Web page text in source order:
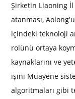
Şirketin Liaoning
atanması,
içindeki teknoloji
rolünü ortaya
kaynaklarını ve
ışını Muayene
algoritmaları gibi